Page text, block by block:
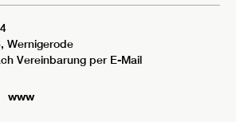
Wernigerode
Vereinbarung per E-Mail
www